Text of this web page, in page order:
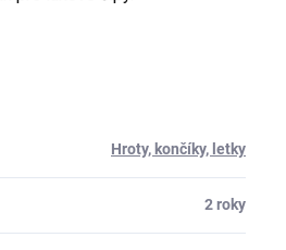
Hroty, končíky, letky
2 roky